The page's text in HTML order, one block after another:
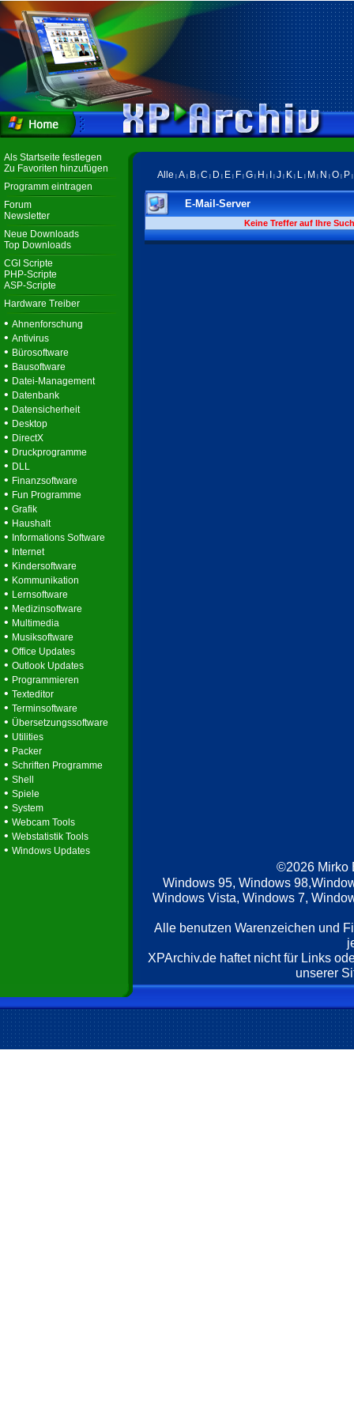
Als Startseite festlegen
Zu Favoriten hinzufügen
Programm eintragen
Forum
Newsletter
Neue Downloads
Top Downloads
CGI Scripte
PHP-Scripte
ASP-Scripte
Hardware Treiber
• Ahnenforschung
• Antivirus
• Bürosoftware
• Bausoftware
• Datei-Management
• Datenbank
• Datensicherheit
• Desktop
• DirectX
• Druckprogramme
• DLL
• Finanzsoftware
• Fun Programme
• Grafik
• Haushalt
• Informations Software
• Internet
• Kindersoftware
• Kommunikation
• Lernsoftware
• Medizinsoftware
• Multimedia
• Musiksoftware
• Office Updates
• Outlook Updates
• Programmieren
• Texteditor
• Terminsoftware
• Übersetzungssoftware
• Utilities
• Packer
• Schriften Programme
• Shell
• Spiele
• System
• Webcam Tools
• Webstatistik Tools
• Windows Updates
Alle A B C D E F G H J K L M N O P
E-Mail-Server
Keine Treffer auf Ihre
©2026 Mirko
Windows 95, Windows
Windows Vista, Windows 7,
Alle benutzen Warenzeichen und
XPArchiv.de haftet nicht für Links
unserer